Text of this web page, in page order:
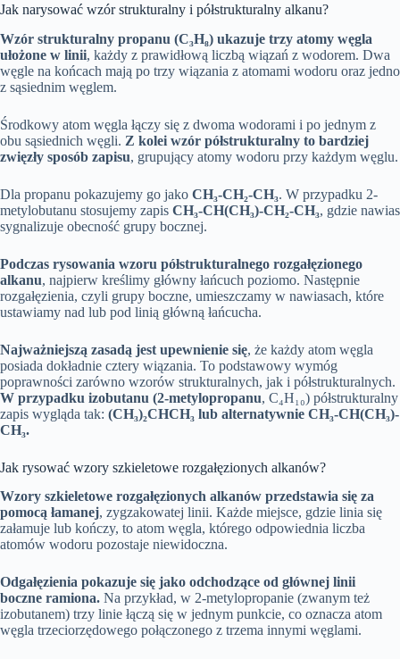
Jak narysować wzór strukturalny i półstrukturalny alkanu?
Wzór strukturalny propanu (C₃H₈) ukazuje trzy atomy węgla
ułożone w linii, każdy z prawidłową liczbą wiązań z wodorem. Dwa
węgle na końcach mają po trzy wiązania z atomami wodoru oraz jedno
z sąsiednim węglem.
Środkowy atom węgla łączy się z dwoma wodorami i po jednym z
obu sąsiednich węgli. Z kolei wzór półstrukturalny to bardziej
zwięzły sposób zapisu, grupujący atomy wodoru przy każdym węglu.
Dla propanu pokazujemy go jako CH₃-CH₂-CH₃. W przypadku 2-
metylobutanu stosujemy zapis CH₃-CH(CH₃)-CH₂-CH₃, gdzie nawias
sygnalizuje obecność grupy bocznej.
Podczas rysowania wzoru półstrukturalnego rozgałęzionego
alkanu, najpierw kreślimy główny łańcuch poziomo. Następnie
rozgałęzienia, czyli grupy boczne, umieszczamy w nawiasach, które
ustawiamy nad lub pod linią główną łańcucha.
Najważniejszą zasadą jest upewnienie się, że każdy atom węgla
posiada dokładnie cztery wiązania. To podstawowy wymóg
poprawności zarówno wzorów strukturalnych, jak i półstrukturalnych.
W przypadku izobutanu (2-metylopropanu, C₄H₁₀) półstrukturalny
zapis wygląda tak: (CH₃)₂CHCH₃ lub alternatywnie CH₃-CH(CH₃)-
CH₃.
Jak rysować wzory szkieletowe rozgałęzionych alkanów?
Wzory szkieletowe rozgałęzionych alkanów przedstawia się za
pomocą łamanej, zygzakowatej linii. Każde miejsce, gdzie linia się
załamuje lub kończy, to atom węgla, którego odpowiednia liczba
atomów wodoru pozostaje niewidoczna.
Odgałęzienia pokazuje się jako odchodzące od głównej linii
boczne ramiona. Na przykład, w 2-metylopropanie (zwanym też
izobutanem) trzy linie łączą się w jednym punkcie, co oznacza atom
węgla trzeciorzędowego połączonego z trzema innymi węglami.